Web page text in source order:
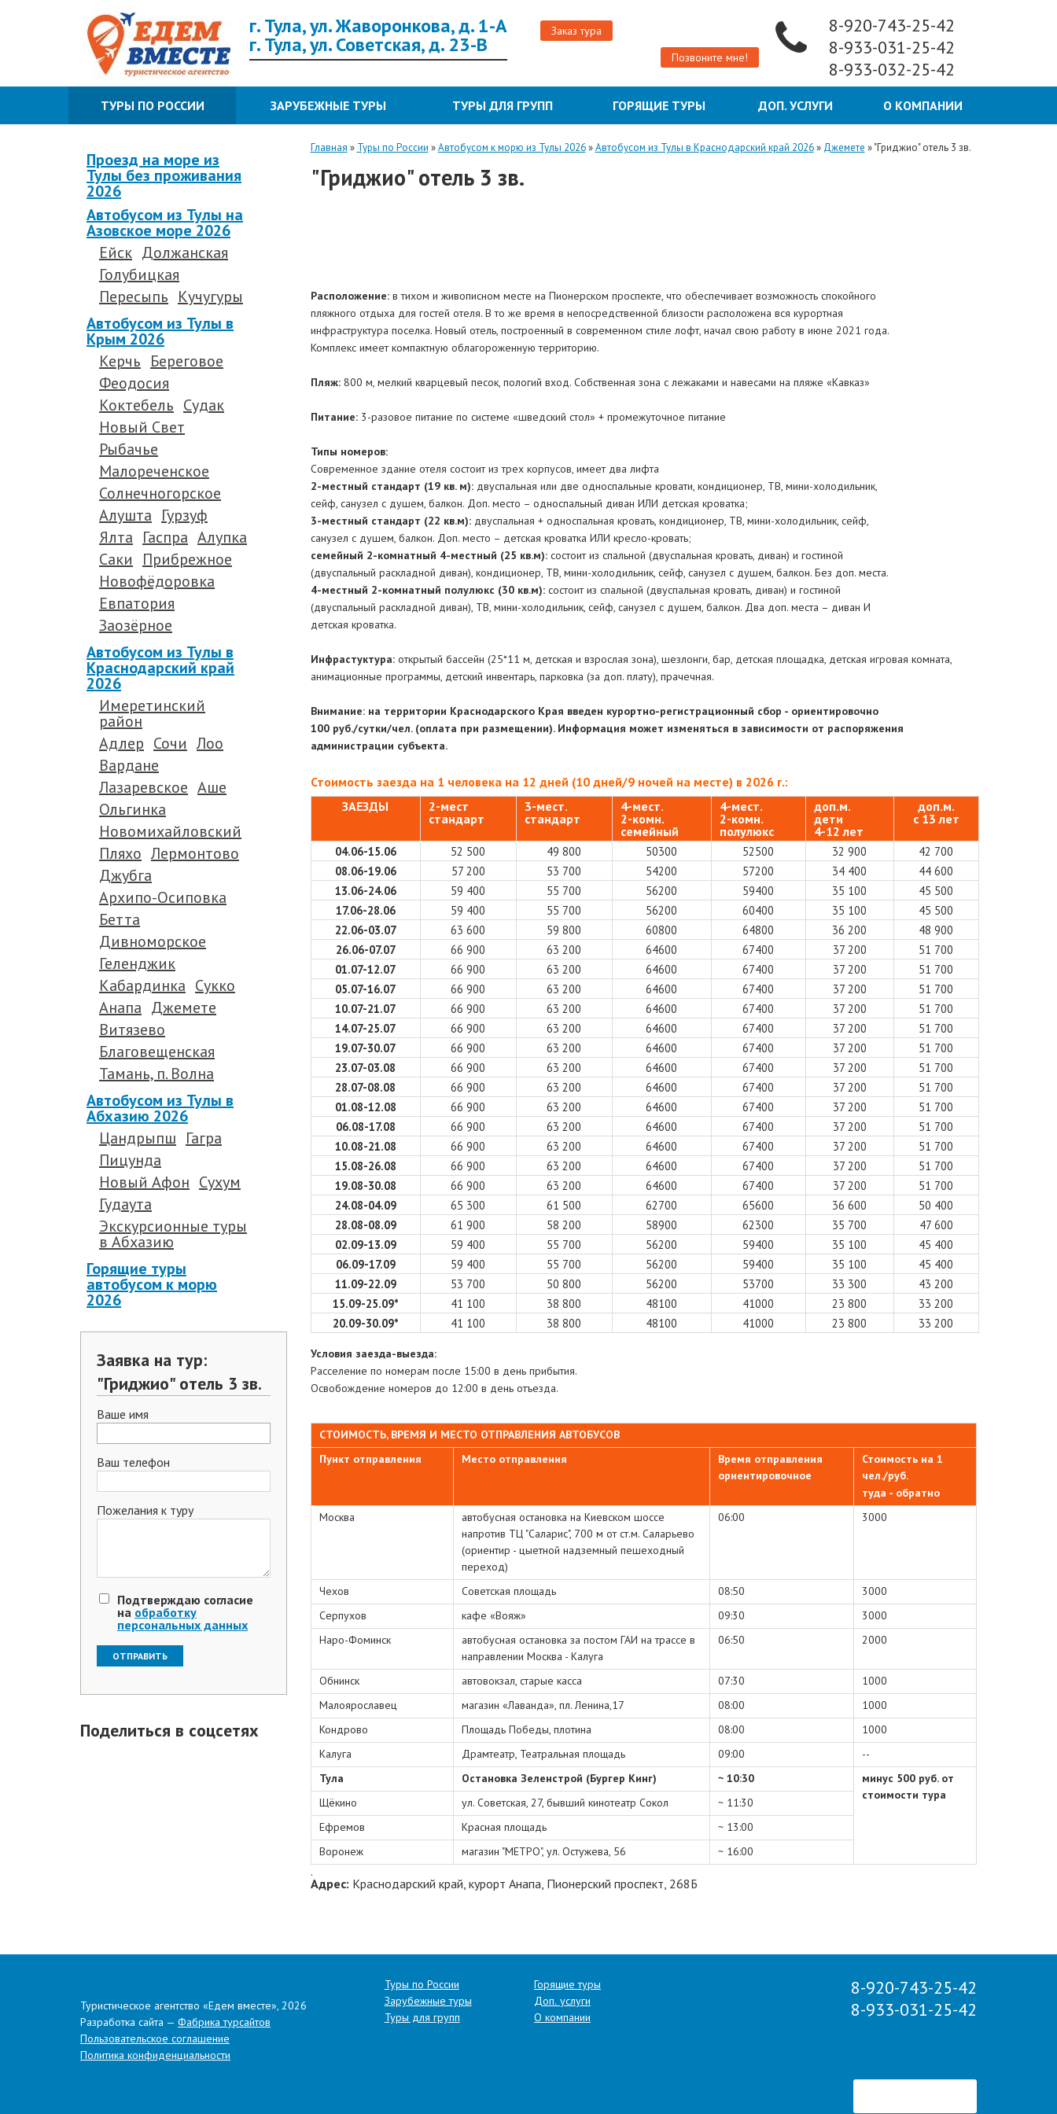
г. Тула, ул. Жаворонкова, д. 1-А
г. Тула, ул. Советская, д. 23-В
Заказ тура
Позвоните мне!
8-920-743-25-42
8-933-031-25-42
8-933-032-25-42
ТУРЫ ПО РОССИИ ЗАРУБЕЖНЫЕ ТУРЫ ТУРЫ ДЛЯ ГРУПП ГОРЯЩИЕ ТУРЫ ДОП. УСЛУГИ О КОМПАНИИ
Проезд на море из
Тулы без проживания
2026
Автобусом из Тулы на
Азовское море 2026
Ейск Должанская
Голубицкая
Пересыпь Кучугуры
Автобусом из Тулы в
Крым 2026
Керчь Береговое
Феодосия
Коктебель Судак
Новый Свет
Рыбачье
Малореченское
Солнечногорское
Алушта Гурзуф
Ялта Гаспра Алупка
Саки
Прибрежное
Новофёдоровка
Евпатория
Заозёрное
Автобусом из Тулы в
Краснодарский край
2026
Имеретинский
район
Адлер Сочи Лоо
Вардане
Лазаревское Аше
Ольгинка
Новомихайловский
Пляхо Лермонтово
Джубга
Архипо-Осиповка
Бетта
Дивноморское
Геленджик
Кабардинка Сукко
Анапа Джемете
Витязево
Благовещенская
Тамань, п. Волна
Автобусом из Тулы в
Абхазию 2026
Цандрыпш Гагра
Пицунда
Новый Афон Сухум
Гудаута
Экскурсионные туры
в Абхазию
Горящие туры
автобусом к морю
2026
Заявка на тур:
"Гриджио" отель 3 зв.
Ваше имя
Ваш телефон
Пожелания к туру
Подтверждаю согласие
на обработку
персональных данных
Поделиться в соцсетях
Главная » Туры по России »Автобусом к морю из Тулы 2026»Автобусом из Тулы в Краснодарский край 2026» Джемете »"Гриджио" отель 3 зв.
"Гриджио" отель 3 зв.
Расположение:в тихом и живописном месте на Пионерском проспекте, что обеспечивает возможность спокойного
пляжного отдыха для гостей отеля. В то же время в непосредственной близости расположена вся курортная
инфраструктура поселка. Новый отель, построенный в современном стиле лофт, начал свою работу в июне 2021 года.
Комплекс имеет компактную облагороженную территорию.
Пляж: 800 м, мелкий кварцевый песок, пологий вход. Собственная зона с лежаками и навесами на пляже «Кавказ»
Питание: 3-разовое питание по системе «шведский стол» + промежуточное питание
Типы номеров:
Современное здание отеля состоит из трех корпусов, имеет два лифта
2-местный стандарт (19 кв. м):двуспальная или две односпальные кровати, кондиционер, ТВ, мини-холодильник,
сейф, санузел с душем, балкон. Доп. место – односпальный диван ИЛИ детская кроватка;
3-местный стандарт (22 кв.м):двуспальная + односпальная кровать, кондиционер, ТВ, мини-холодильник, сейф,
санузел с душем, балкон. Доп. место – детская кроватка ИЛИ кресло-кровать;
семейный 2-комнатный 4-местный (25 кв.м):состоит из спальной (двуспальная кровать, диван) и гостиной
(двуспальный раскладной диван), кондиционер, ТВ, мини-холодильник, сейф, санузел с душем, балкон. Без доп. места.
4-местный 2-комнатный полулюкс (30 кв.м):состоит из спальной (двуспальная кровать, диван) и гостиной
(двуспальный раскладной диван), ТВ, мини-холодильник, сейф, санузел с душем, балкон. Два доп. места – диван И
детская кроватка.
Инфрастуктура: открытый бассейн (25*11 м, детская и взрослая зона), шезлонги, бар, детская площадка, детская игровая комната,
анимационные программы, детский инвентарь, парковка (за доп. плату), прачечная.
Внимание: на территории Краснодарского Края введен курортно-регистрационный сбор - ориентировочно
100 руб./сутки/чел. (оплата при размещении). Информация может изменяться в зависимости от распоряжения
администрации субъекта.
Стоимость заезда на 1 человека на 12 дней (10 дней/9 ночей на месте) в 2026 г.:
ЗАЕЗДЫ
2-мест
стандарт
3-мест.
стандарт
4-мест.
2-комн.
семейный
4-мест.
2-комн.
полулюкс
доп.м.
дети
4-12 лет
доп.м.
с 13 лет
04.06-15.06 52 500 49 800 50300 52500 32 900
42 700
08.06-19.06
57 200 53 700 54200 57200 34 400
44 600
13.06-24.06
59 400 55 700 56200 59400 35 100
45 500
17.06-28.06
59 400 55 700 56200 60400 35 100
45 500
22.06-03.07
63 600 59 800 60800 64800 36 200
48 900
26.06-07.07
66 900 63 200 64600 67400 37 200
51 700
01.07-12.07
66 900 63 200 64600 67400 37 200
51 700
05.07-16.07
66 900 63 200 64600 67400 37 200
51 700
10.07-21.07
66 900 63 200 64600 67400 37 200
51 700
14.07-25.07
66 900 63 200 64600 67400 37 200
51 700
19.07-30.07
66 900 63 200 64600 67400 37 200
51 700
23.07-03.08
66 900 63 200 64600 67400 37 200
51 700
28.07-08.08
66 900 63 200 64600 67400 37 200
51 700
01.08-12.08
66 900 63 200 64600 67400 37 200
51 700
06.08-17.08
66 900 63 200 64600 67400 37 200
51 700
10.08-21.08
66 900 63 200 64600 67400 37 200
51 700
15.08-26.08
66 900 63 200 64600 67400 37 200
51 700
19.08-30.08
66 900 63 200 64600 67400 37 200
51 700
24.08-04.09
65 300 61 500 62700 65600 36 600
50 400
28.08-08.09
61 900 58 200 58900 62300 35 700
47 600
02.09-13.09
59 400 55 700 56200 59400 35 100
45 400
06.09-17.09
59 400 55 700 56200 59400 35 100
45 400
11.09-22.09
53 700 50 800 56200 53700 33 300
43 200
15.09-25.09*
41 100 38 800 48100 41000 23 800
33 200
20.09-30.09*
41 100 38 800 48100 41000 23 800 33 200
Условия заезда-выезда:
Расселение по номерам после 15:00 в день прибытия.
Освобождение номеров до 12:00 в день отъезда.
СТОИМОСТЬ, ВРЕМЯ И МЕСТО ОТПРАВЛЕНИЯ АВТОБУСОВ
Пункт отправления
Место отправления
Время отправления
ориентировочное
Стоимость на 1
чел./руб.
туда - обратно
Москва
автобусная остановка на Киевском шоссе
напротив ТЦ "Саларис", 700 м от ст.м. Саларьево
(ориентир - цыетной надземный пешеходный
переход)
06:00 3000
Чехов Советская площадь 08:50
3000
Серпухов
кафе «Вояж» 09:30
3000
Наро-Фоминск
автобусная остановка за постом ГАИ на трассе в
направлении Москва - Калуга
06:50 2000
Обнинск автовокзал, старые касса 07:30
1000
Малоярославец
магазин «Лаванда», пл. Ленина,17 08:00
1000
Кондрово
Площадь Победы, плотина 08:00
1000
Калуга
Драмтеатр, Театральная площадь 09:00
--
Тула
Остановка Зеленстрой (Бургер Кинг) ~ 10:30
минус 500 руб. от
стоимости тура
Щёкино ул. Советская, 27, бывший кинотеатр Сокол
~ 11:30
Ефремов
Красная площадь
~ 13:00
Воронеж
магазин "МЕТРО", ул. Остужева, 56 ~ 16:00
.
Адрес: Краснодарский край, курорт Анапа, Пионерский проспект, 268Б
Туристическое агентство «Едем вместе», 2026
Разработка сайта — Фабрика турсайтов
Пользовательское соглашение
Политика конфиденциальности
Туры по России
Зарубежные туры
Туры для групп
Горящие туры
Доп. услуги
О компании
8-920-743-25-42
8-933-031-25-42